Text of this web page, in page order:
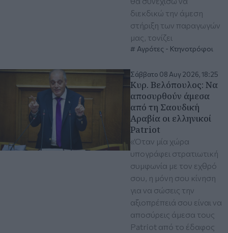
διεκδικώ την άμεση
στήριξη των παραγωγών
μας, τονίζει
Αγρότες - Κτηνοτρόφοι
Σάββατο 08 Αυγ 2026, 18:25
Κυρ. Βελόπουλος: Να
αποσυρθούν άμεσα
από τη Σαουδική
Αραβία οι ελληνικοί
Patriot
«Όταν μία χώρα
υπογράφει στρατιωτική
συμφωνία με τον εχθρό
σου, η μόνη σου κίνηση
για να σώσεις την
αξιοπρέπειά σου είναι να
αποσύρεις άμεσα τους
Patriot από το έδαφος